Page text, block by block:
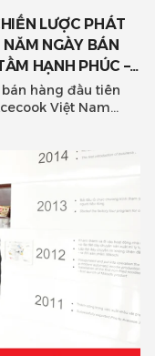
LƯỢC PHÁT
NGÀY BÁN
HẠNH PHÚC –
hàng đầu tiên
Việt Nam